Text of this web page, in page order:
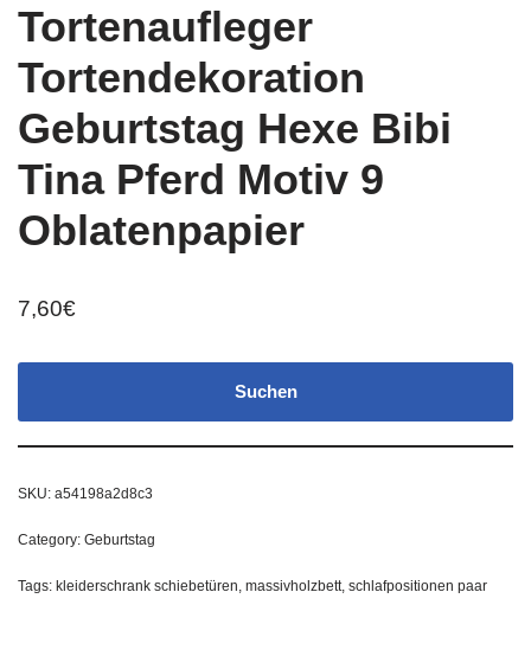
Tortenaufleger
Tortendekoration
Geburtstag Hexe Bibi
Tina Pferd Motiv 9
Oblatenpapier
7,60€
Suchen
SKU: a54198a2d8c3
Category: Geburtstag
Tags: kleiderschrank schiebetüren, massivholzbett, schlafpositionen paar